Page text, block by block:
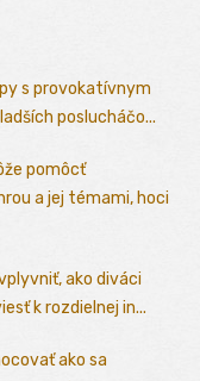
s provokatívnym
poslucháčo...
pomôcť
a jej témami, hoci
ako diváci
k rozdielnej in...
ako sa